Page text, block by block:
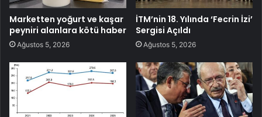
Marketten yoğurt ve kaşar
peyniri alanlara kötü haber
Ağustos 5, 2026
İTM’nin 18. Yılında ‘Fecrin İzi’
Sergisi Açıldı
Ağustos 5, 2026